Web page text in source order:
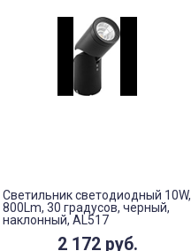
Светильник светодиодный 10W,
800Lm, 30 градусов, черный,
наклонный, AL517
2 172 руб.